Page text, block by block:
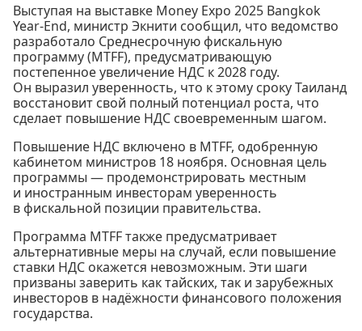
Выступая на выставке Money Expo 2025 Bangkok
Year-End, министр Экнити сообщил, что ведомство
разработало Среднесрочную фискальную
программу (MTFF), предусматривающую
постепенное увеличение НДС к 2028 году.
Он выразил уверенность, что к этому сроку Таиланд
восстановит свой полный потенциал роста, что
сделает повышение НДС своевременным шагом.
Повышение НДС включено в MTFF, одобренную
кабинетом министров 18 ноября. Основная цель
программы — продемонстрировать местным
и иностранным инвесторам уверенность
в фискальной позиции правительства.
Программа MTFF также предусматривает
альтернативные меры на случай, если повышение
ставки НДС окажется невозможным. Эти шаги
призваны заверить как тайских, так и зарубежных
инвесторов в надёжности финансового положения
государства.